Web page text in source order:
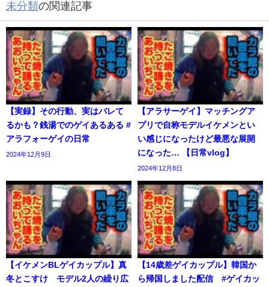
未分類の関連記事
【実録】その行動、実はバレて
るかも？銭湯でのゲイあるある #
アラフォーゲイの日常
2024年12月9日
【アラサーゲイ】マッチングア
プリで自称モデルイケメンとい
い感じになったけど最悪な展開
になった… 【日常vlog】
2024年12月8日
【イケメンBLゲイカップル】真
冬とこすけ モデル2人の繰り広
【14歳差ゲイカップル】韓国か
ら帰国しました配信 #ゲイカッ